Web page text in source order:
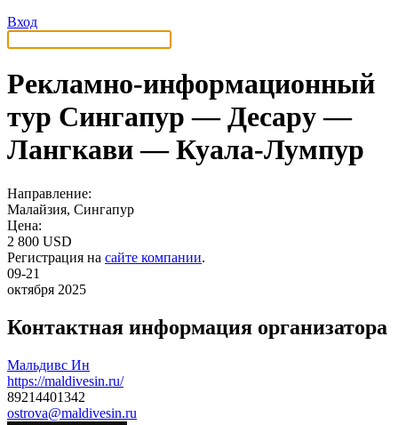
Вход
Рекламно-информационный
тур Сингапур — Десару —
Лангкави — Куала-Лумпур
Направление:
Малайзия, Сингапур
Цена:
2 800 USD
Регистрация на сайте компании.
09-21
октября 2025
Контактная информация организатора
Мальдивс Ин
https://maldivesin.ru/
89214401342
ostrova@maldivesin.ru